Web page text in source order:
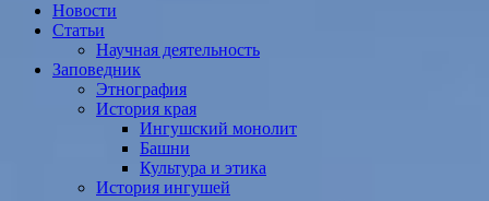
Новости
Статьи
Научная деятельность
Заповедник
Этнография
История края
Ингушский монолит
Башни
Культура и этика
История ингушей